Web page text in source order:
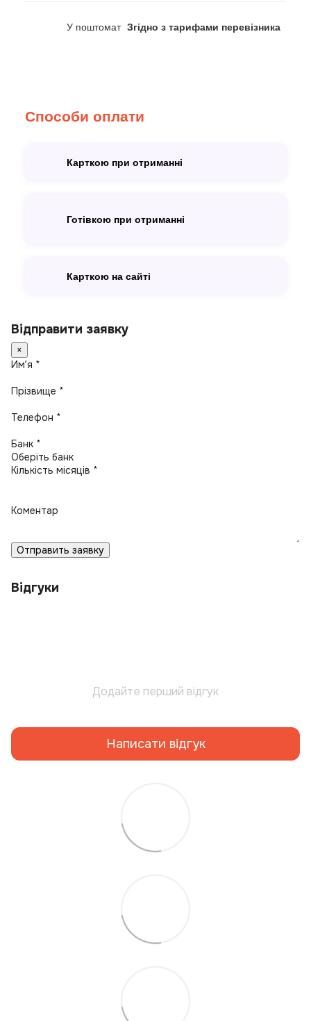
У поштомат Згідно з тарифами перевізника
Способи оплати
Карткою при отриманні
Готівкою при отриманні
Карткою на сайті
Відправити заявку
×
Имʼя *
Прізвище *
Телефон *
Банк *
Кількість місяців *
Коментар
Отправить заявку
Відгуки
Додайте перший відгук
Написати відгук